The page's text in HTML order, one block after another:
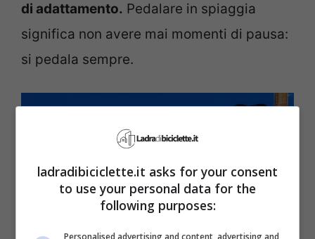
di adattamento. Pedalare in spiaggia
significa non avere mai momenti di pausa:
si pedala sempre.
ladradibiciclette.it asks for your consent
to use your personal data for the
following purposes:
Personalised advertising and content, advertising and